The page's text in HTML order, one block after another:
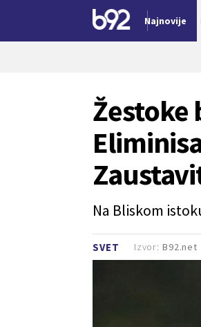
Najnovije
SVET
Žestoke
Na Bliskom
Izvor: B92.net